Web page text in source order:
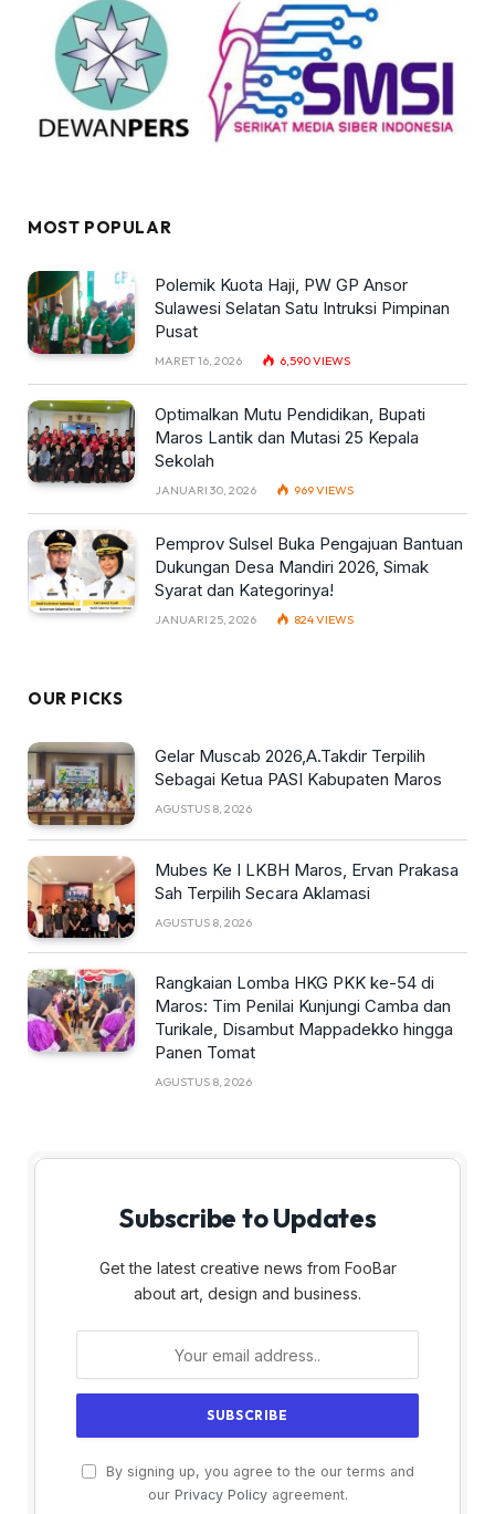
MOST POPULAR
Polemik Kuota Haji, PW GP Ansor
Sulawesi Selatan Satu Intruksi Pimpinan
Pusat
MARET 16, 2026 6,590VIEWS
Optimalkan Mutu Pendidikan, Bupati
Maros Lantik dan Mutasi 25 Kepala
Sekolah
JANUARI 30, 2026 969VIEWS
Pemprov Sulsel Buka Pengajuan Bantuan
Dukungan Desa Mandiri 2026, Simak
Syarat dan Kategorinya!
JANUARI 25, 2026 824VIEWS
OUR PICKS
Gelar Muscab 2026,A.Takdir Terpilih
Sebagai Ketua PASI Kabupaten Maros
AGUSTUS 8, 2026
Mubes Ke I LKBH Maros, Ervan Prakasa
Sah Terpilih Secara Aklamasi
AGUSTUS 8, 2026
Rangkaian Lomba HKG PKK ke-54 di
Maros: Tim Penilai Kunjungi Camba dan
Turikale, Disambut Mappadekko hingga
Panen Tomat
AGUSTUS 8, 2026
Subscribe to Updates
Get the latest creative news from FooBar
about art, design and business.
By signing up, you agree to the our terms and
our Privacy Policyagreement.